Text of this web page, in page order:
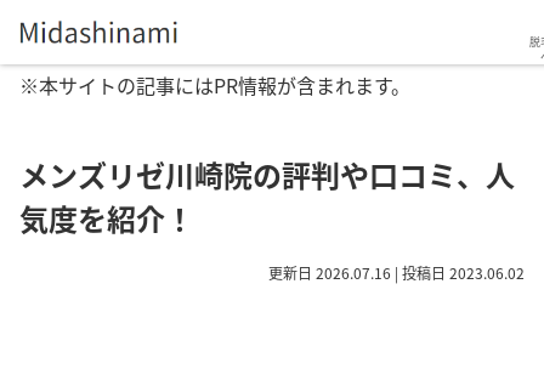
※本サイトの記事にはPR情報が含まれます。
メンズリゼ川崎院の評判や口コミ、人
気度を紹介！
更新日 2026.07.16 | 投稿日 2023.06.02
脱